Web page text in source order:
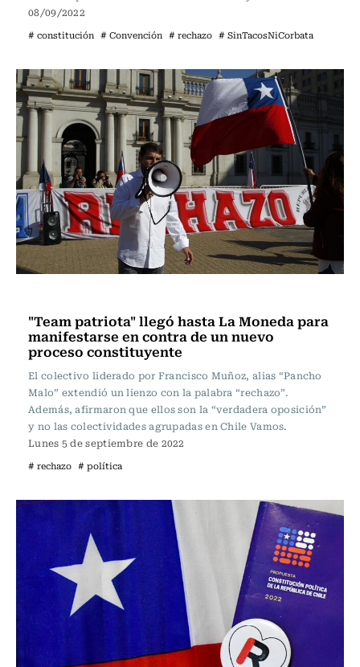
08/09/2022
# constitución # Convención # rechazo # SinTacosNiCorbata
"Team patriota" llegó hasta La Moneda para
manifestarse en contra de un nuevo
proceso constituyente
El colectivo liderado por Francisco Muñoz, alias “Pancho
Malo” extendió un lienzo con la palabra “rechazo”.
Además, afirmaron que ellos son la “verdadera oposición”
y no las colectividades agrupadas en Chile Vamos.
Lunes 5 de septiembre de 2022
# rechazo # política